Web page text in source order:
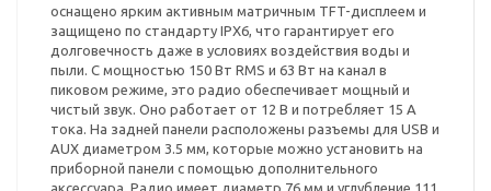
оснащено ярким активным матричным TFT-дисплеем и
защищено по стандарту IPX6, что гарантирует его
долговечность даже в условиях воздействия воды и
пыли. С мощностью 150 Вт RMS и 63 Вт на канал в
пиковом режиме, это радио обеспечивает мощный и
чистый звук. Оно работает от 12 В и потребляет 15 А
тока. На задней панели расположены разъемы для USB и
AUX диаметром 3.5 мм, которые можно установить на
приборной панели с помощью дополнительного
аксессуара. Радио имеет диаметр 76 мм и углубление 111